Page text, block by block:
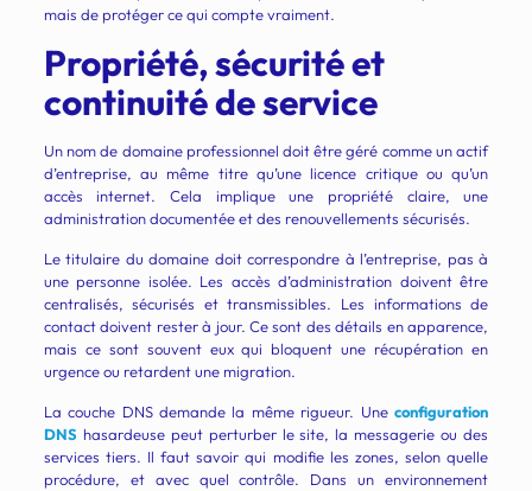
mais de protéger ce qui compte vraiment.
Propriété, sécurité et
continuité de service
Un nom de domaine professionnel doit être géré comme un actif
d’entreprise, au même titre qu’une licence critique ou qu’un
accès internet. Cela implique une propriété claire, une
administration documentée et des renouvellements sécurisés.
Le titulaire du domaine doit correspondre à l’entreprise, pas à
une personne isolée. Les accès d’administration doivent être
centralisés, sécurisés et transmissibles. Les informations de
contact doivent rester à jour. Ce sont des détails en apparence,
mais ce sont souvent eux qui bloquent une récupération en
urgence ou retardent une migration.
La couche DNS demande la même rigueur. Uneconfiguration
DNS hasardeuse peut perturber le site, la messagerie ou des
services tiers. Il faut savoir qui modifie les zones, selon quelle
procédure, et avec quel contrôle. Dans un environnement